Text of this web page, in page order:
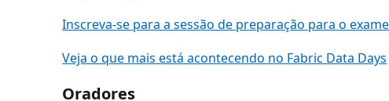
Inscreva-se para a sessão de preparação para o exame
Veja o que mais está acontecendo no Fabric Data Days
Oradores